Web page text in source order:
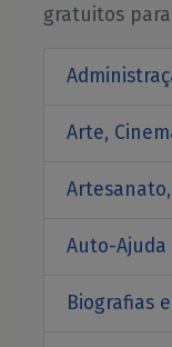
gratuitos
Arte,
Auto-Ajuda
Biografias